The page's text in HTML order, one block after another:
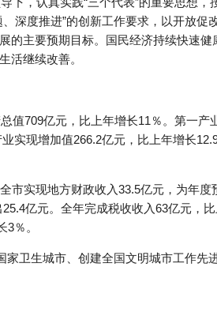
深度推进”的创新工作要求，以开放
的主要预期目标。国民经济持续快速
活继续改善。
值709亿元，比上年增长11％。第一
实现增加值266.2亿元，比上年增长
市实现地方财政收入33.5亿元，为年
亿元。全年完成税收收入63亿元，
％。
家卫生城市、创建全国文明城市工作